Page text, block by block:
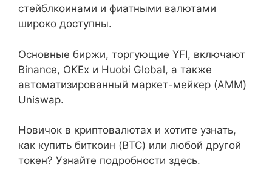
стейблкоинами и фиатными валютами
широко доступны.
Основные биржи, торгующие YFI, включают
Binance, OKEx и Huobi Global, а также
автоматизированный маркет-мейкер (AMM)
Uniswap.
Новичок в криптовалютах и хотите узнать,
как купить биткоин (BTC) или любой другой
токен? Узнайте подробности здесь.